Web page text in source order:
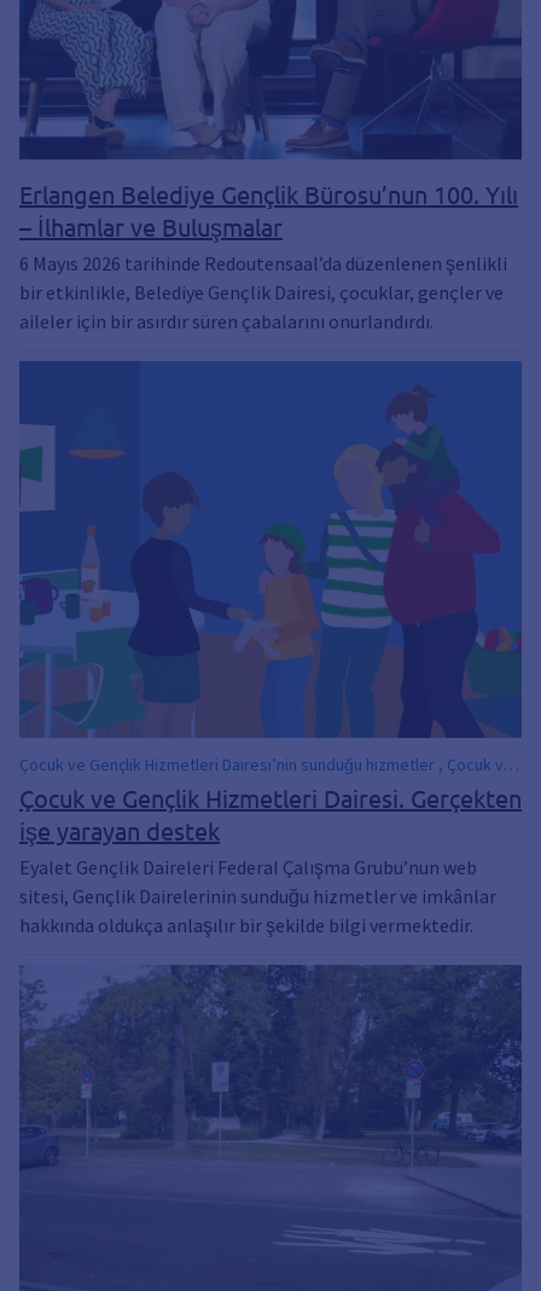
Erlangen Belediye Gençlik Bürosu’nun 100. Yılı
– İlhamlar ve Buluşmalar
6 Mayıs 2026 tarihinde Redoutensaal’da düzenlenen şenlikli
bir etkinlikle, Belediye Gençlik Dairesi, çocuklar, gençler ve
aileler için bir asırdır süren çabalarını onurlandırdı.
Çocuk ve Gençlik Hizmetleri Dairesi’nin sunduğu hizmetler , Çocuk ve
Gençlik Hizmetleri Dairesi’ndeki Çalışmalar, Çocuk ve Gençlik
Hizmetleri Dairesi Hakkında Bilgiler, Gençlik ve Aile Hizmetleri Dairesi
Hakkında Bilgiler ve Hizmetler
Çocuk ve Gençlik Hizmetleri Dairesi. Gerçekten
işe yarayan destek
Eyalet Gençlik Daireleri Federal Çalışma Grubu’nun web
sitesi, Gençlik Dairelerinin sunduğu hizmetler ve imkânlar
hakkında oldukça anlaşılır bir şekilde bilgi vermektedir.